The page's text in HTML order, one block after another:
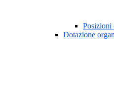
Posizioni
Dotazione